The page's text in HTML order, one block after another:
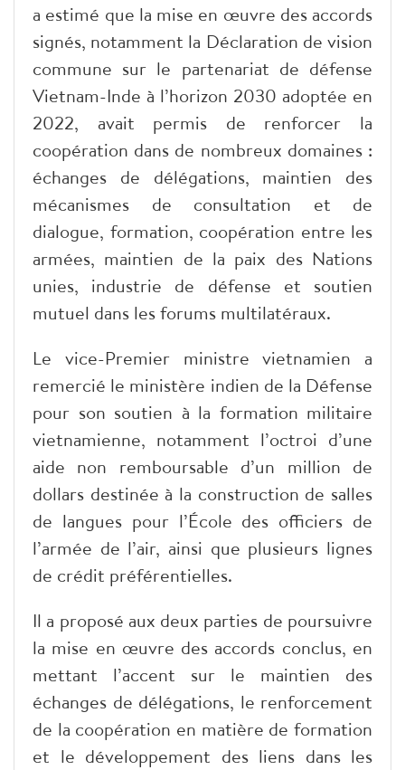
a estimé que la mise en œuvre des accords
signés, notamment la Déclaration de vision
commune sur le partenariat de défense
Vietnam-Inde à l’horizon 2030 adoptée en
2022, avait permis de renforcer la
coopération dans de nombreux domaines :
échanges de délégations, maintien des
mécanismes de consultation et de
dialogue, formation, coopération entre les
armées, maintien de la paix des Nations
unies, industrie de défense et soutien
mutuel dans les forums multilatéraux.
Le vice-Premier ministre vietnamien a
remercié le ministère indien de la Défense
pour son soutien à la formation militaire
vietnamienne, notamment l’octroi d’une
aide non remboursable d’un million de
dollars destinée à la construction de salles
de langues pour l’École des officiers de
l’armée de l’air, ainsi que plusieurs lignes
de crédit préférentielles.
Il a proposé aux deux parties de poursuivre
la mise en œuvre des accords conclus, en
mettant l’accent sur le maintien des
échanges de délégations, le renforcement
de la coopération en matière de formation
et le développement des liens dans les